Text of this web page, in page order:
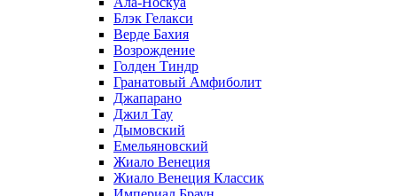
Блэк Гелакси
Верде Бахия
Возрождение
Голден Тиндр
Гранатовый Амфиболит
Джапарано
Джил Тау
Дымовский
Емельяновский
Жиало Венеция
Жиало Венеция Классик